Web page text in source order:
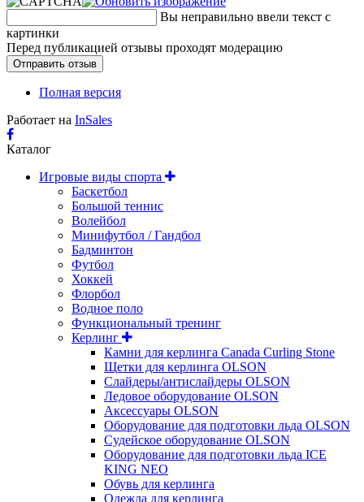
Вы неправильно ввели текст с
картинки
Перед публикацией отзывы проходят модерацию
Полная версия
Работает на InSales
Каталог
Игровые виды спорта
Баскетбол
Большой теннис
Волейбол
Минифутбол / Гандбол
Бадминтон
Футбол
Хоккей
Флорбол
Водное поло
Функциональный тренинг
Керлинг
Камни для керлинга Canada Curling Stone
Щетки для керлинга OLSON
Слайдеры/антислайдеры OLSON
Ледовое оборудование OLSON
Аксессуары OLSON
Оборудование для подготовки льда OLSON
Судейское оборудование OLSON
Оборудование для подготовки льда ICE
KING NEO
Обувь для керлинга
Одежда для керлинга